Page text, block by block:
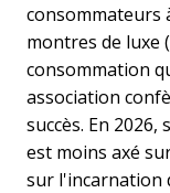
consommateurs
montres de luxe
consommation
association
succès. En
est moins axé
sur l'incarnation